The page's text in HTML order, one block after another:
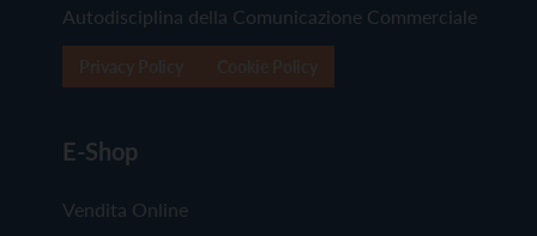
Autodisciplina della Comunicazione Commerciale
E-Shop
Vendita Online